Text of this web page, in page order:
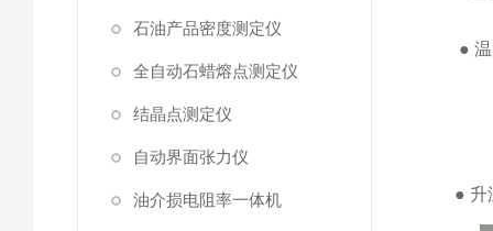
石油产品密度测定仪
全自动石蜡熔点测定仪
结晶点测定仪
自动界面张力仪
油介损电阻率一体机
●
● 升